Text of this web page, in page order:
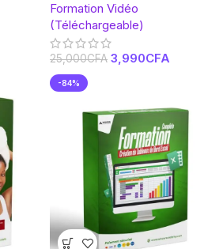
Formation Vidéo
(Téléchargeable)
25,000CFA 3,990CFA
-84%